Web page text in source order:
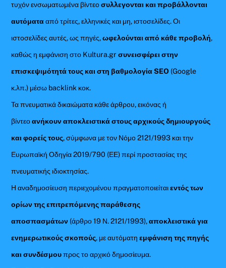
τυχόν ενσωματωμένα βίντεοσυλλεγονται και προβάλλονται
αυτόματααπό τρίτες, ελληνικές και μη, ιστοσελίδες. Οι
ιστοσελίδες αυτές, ως πηγές,ωφελούνται από κάθε προβολή,
καθώς η εμφάνιση στο Kultura.gr συνεισφέρει στην
επισκεψιμότητά τους και στη βαθμολογία SEO (Google
κ.λπ.) μέσω backlink κοκ.
Τα πνευματικά δικαιώματα κάθε άρθρου, εικόνας ή
βίντεοανήκουν αποκλειστικά στους αρχικούς δημιουργούς
και φορείς τους, σύμφωνα με τον Νόμο 2121/1993 και την
Ευρωπαϊκή Οδηγία 2019/790 (ΕΕ) περί προστασίας της
πνευματικής ιδιοκτησίας.
Η αναδημοσίευση περιεχομένου πραγματοποιείταιεντός των
ορίων της επιτρεπόμενης παράθεσης
αποσπασμάτων (άρθρο 19 Ν. 2121/1993),αποκλειστικά για
ενημερωτικούς σκοπούς, με αυτόματηεμφάνιση της πηγής
και συνδέσμουπρος το αρχικό δημοσίευμα.